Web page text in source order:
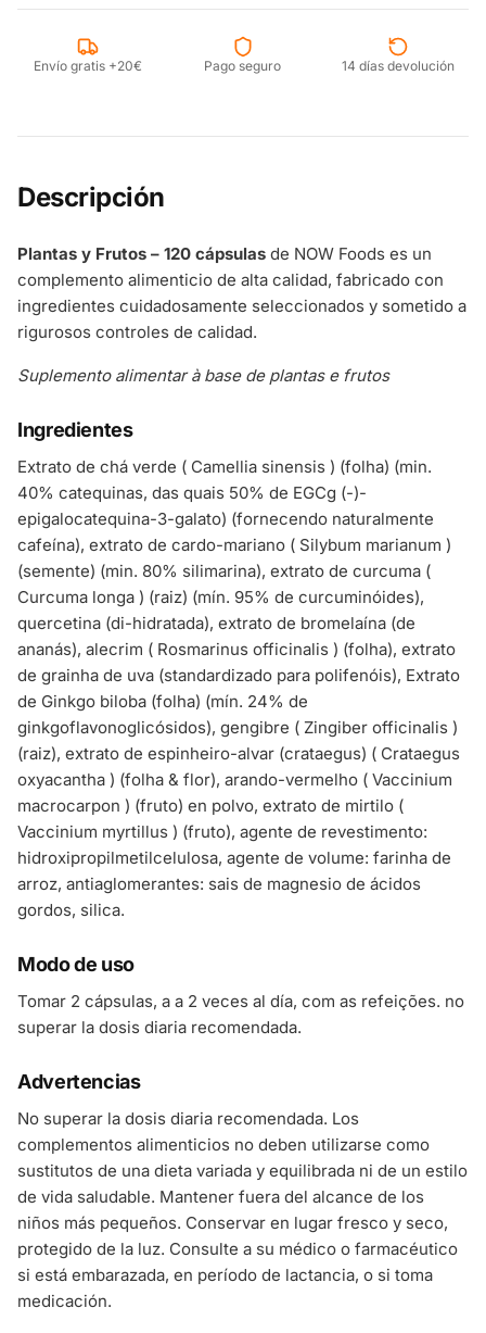
Envío gratis +20€ Pago seguro 14 días devolución
Descripción
Plantas y Frutos – 120 cápsulas de NOW Foods es un
complemento alimenticio de alta calidad, fabricado con
ingredientes cuidadosamente seleccionados y sometido a
rigurosos controles de calidad.
Suplemento alimentar à base de plantas e frutos
Ingredientes
Extrato de chá verde ( Camellia sinensis ) (folha) (min.
40% catequinas, das quais 50% de EGCg (-)-
epigalocatequina-3-galato) (fornecendo naturalmente
cafeína), extrato de cardo-mariano ( Silybum marianum )
(semente) (min. 80% silimarina), extrato de curcuma (
Curcuma longa ) (raiz) (mín. 95% de curcuminóides),
quercetina (di-hidratada), extrato de bromelaína (de
ananás), alecrim ( Rosmarinus officinalis ) (folha), extrato
de grainha de uva (standardizado para polifenóis), Extrato
de Ginkgo biloba (folha) (mín. 24% de
ginkgoflavonoglicósidos), gengibre ( Zingiber officinalis )
(raiz), extrato de espinheiro-alvar (crataegus) ( Crataegus
oxyacantha ) (folha & flor), arando-vermelho ( Vaccinium
macrocarpon ) (fruto) en polvo, extrato de mirtilo (
Vaccinium myrtillus ) (fruto), agente de revestimento:
hidroxipropilmetilcelulosa, agente de volume: farinha de
arroz, antiaglomerantes: sais de magnesio de ácidos
gordos, silica.
Modo de uso
Tomar 2 cápsulas, a a 2 veces al día, com as refeições. no
superar la dosis diaria recomendada.
Advertencias
No superar la dosis diaria recomendada. Los
complementos alimenticios no deben utilizarse como
sustitutos de una dieta variada y equilibrada ni de un estilo
de vida saludable. Mantener fuera del alcance de los
niños más pequeños. Conservar en lugar fresco y seco,
protegido de la luz. Consulte a su médico o farmacéutico
si está embarazada, en período de lactancia, o si toma
medicación.